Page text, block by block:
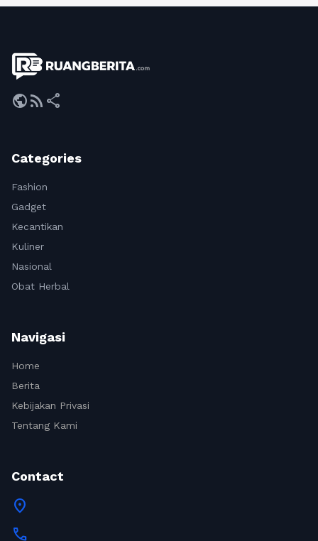
publicrss_feed share
Categories
Fashion
Gadget
Kecantikan
Kuliner
Nasional
Obat Herbal
Navigasi
Home
Berita
Kebijakan Privasi
Tentang Kami
Contact
location_on
call